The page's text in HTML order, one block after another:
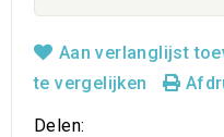
Aan verlanglijst
te vergelijken
Delen: